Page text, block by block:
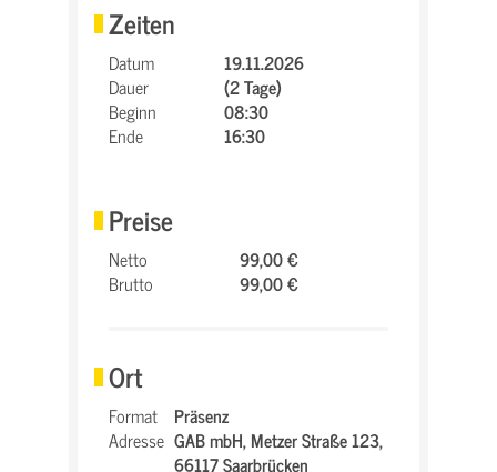
Zeiten
Datum
19.11.2026
Dauer
(2 Tage)
Beginn
08:30
Ende
16:30
Preise
Netto
99,00 €
Brutto
99,00 €
Ort
Format
Präsenz
Adresse GAB mbH,Metzer Straße 123,
66117 Saarbrücken